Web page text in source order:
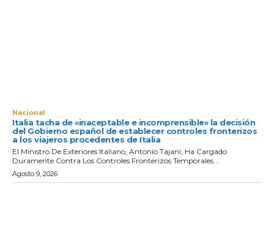
Nacional
Italia tacha de «inaceptable e incomprensible» la decisión
del Gobierno español de establecer controles fronterizos
a los viajeros procedentes de Italia
El Ministro De Exteriores Italiano, Antonio Tajani, Ha Cargado
Duramente Contra Los Controles Fronterizos Temporales...
Agosto 9, 2026